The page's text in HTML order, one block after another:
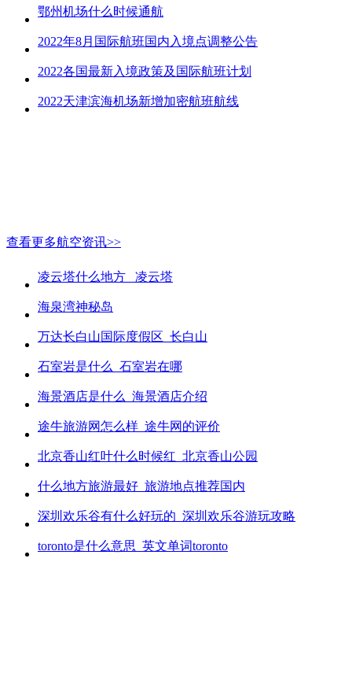
鄂州机场什么时候通航
2022年8月国际航班国内入境点调整公告
2022各国最新入境政策及国际航班计划
2022天津滨海机场新增加密航班航线
查看更多航空资讯>>
凌云塔什么地方_ 凌云塔
海泉湾神秘岛
万达长白山国际度假区_长白山
石室岩是什么_石室岩在哪
海景酒店是什么_海景酒店介绍
途牛旅游网怎么样_途牛网的评价
北京香山红叶什么时候红_北京香山公园
什么地方旅游最好_旅游地点推荐国内
深圳欢乐谷有什么好玩的_深圳欢乐谷游玩攻略
toronto是什么意思_英文单词toronto